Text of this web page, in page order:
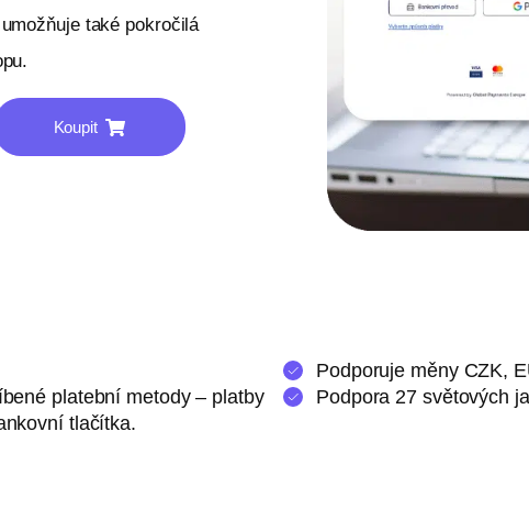
také pokročilá
Koupit
platební metody – platby
tlačítka.
Podporuje měny CZK,
Podpora 27 světových